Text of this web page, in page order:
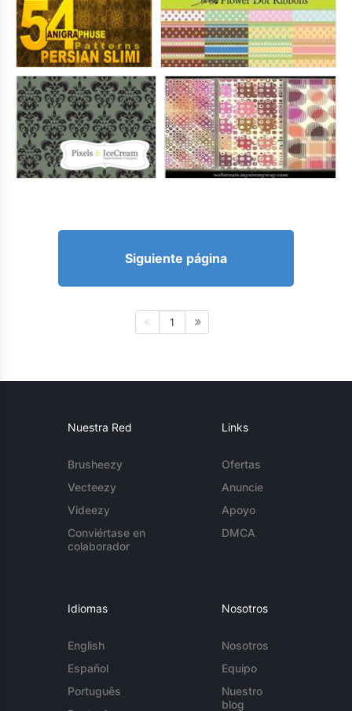
Siguiente página
1
Nuestra Red
Brusheezy
Vecteezy
Videezy
Conviértase en
colaborador
Links
Ofertas
Anuncie
Apoyo
DMCA
Idiomas
English
Español
Português
Nosotros
Nosotros
Equipo
Nuestro
blog